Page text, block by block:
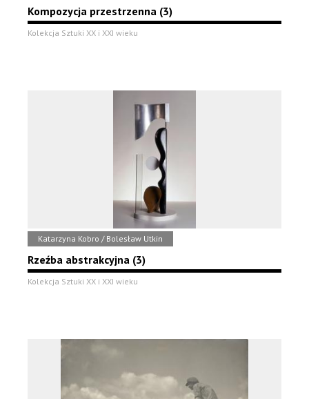
Kompozycja przestrzenna (3)
Kolekcja Sztuki XX i XXI wieku
Katarzyna Kobro / Bolesław Utkin
Rzeźba abstrakcyjna (3)
Kolekcja Sztuki XX i XXI wieku